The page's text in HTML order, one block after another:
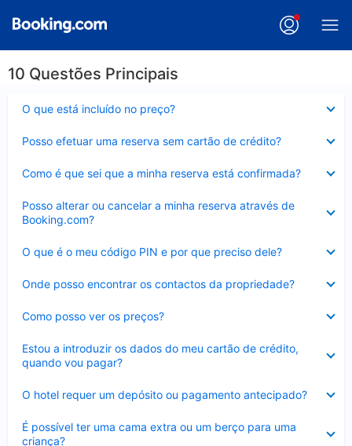
10 Questões Principais
O que está incluído no preço?
fechado
Posso efetuar uma reserva sem cartão de crédito?
fechado
Como é que sei que a minha reserva está confirmada?
fechado
Posso alterar ou cancelar a minha reserva através de
Booking.com?
fechado
O que é o meu código PIN e por que preciso dele?
fechado
Onde posso encontrar os contactos da propriedade?
fechado
Como posso ver os preços?
fechado
Estou a introduzir os dados do meu cartão de crédito,
quando vou pagar?
fechado
O hotel requer um depósito ou pagamento antecipado?
fechado
É possível ter uma cama extra ou um berço para uma
criança?
Elemento
fechado